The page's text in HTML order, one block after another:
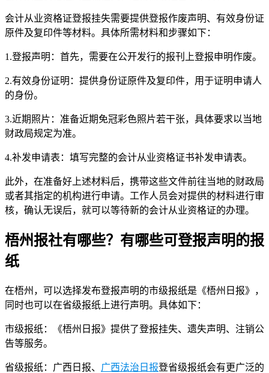
会计从业资格证登报挂失需要提供登报作废声明、有效身份证
原件及复印件等材料。具体所需材料和步骤如下：
1.登报声明：首先，需要在公开发行的报刊上登报申明作废。
2.有效身份证明：提供身份证原件及复印件，用于证明申请人
的身份。
3.近期照片：准备近期免冠彩色照片若干张，具体要求以当地
财政局规定为准。
4.补发申请表：填写完整的会计从业资格证书补发申请表。
此外，在准备好上述材料后，携带这些文件前往当地的财政局
或者其指定的机构进行申请。工作人员会对提供的材料进行审
核，确认无误后，就可以等待新的会计从业资格证的办理。
梧州报社有哪些？有哪些可登报声明的报
纸
在梧州，可以选择发布登报声明的市级报纸是《梧州日报》，
同时也可以在省级报纸上进行声明。具体如下：
市级报纸：《梧州日报》提供了登报挂失、遗失声明、注销公
告等服务。
省级报纸：广西日报、 广西法治日报登省级报纸会有更广泛的